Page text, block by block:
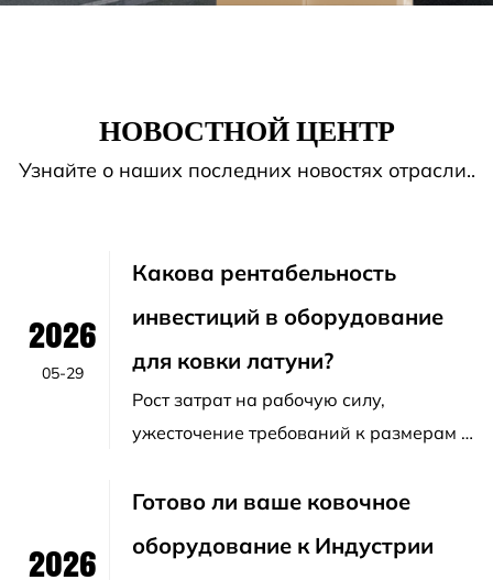
НОВОСТНОЙ ЦЕНТР
Узнайте о наших последних новостях отрасли..
2026
05-29
Какова рентабельность
инвестиций в оборудование
для ковки латуни?
Рост затрат на рабочую силу,
ужесточение требований к размерам и
производственных циклов вын...
2026
Готово ли ваше ковочное
оборудование к Индустрии